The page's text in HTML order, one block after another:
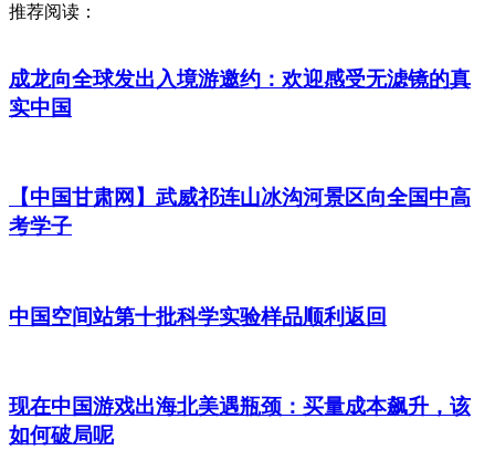
推荐阅读：
成龙向全球发出入境游邀约：欢迎感受无滤镜的真
实中国
【中国甘肃网】武威祁连山冰沟河景区向全国中高
考学子
中国空间站第十批科学实验样品顺利返回
现在中国游戏出海北美遇瓶颈：买量成本飙升，该
如何破局呢